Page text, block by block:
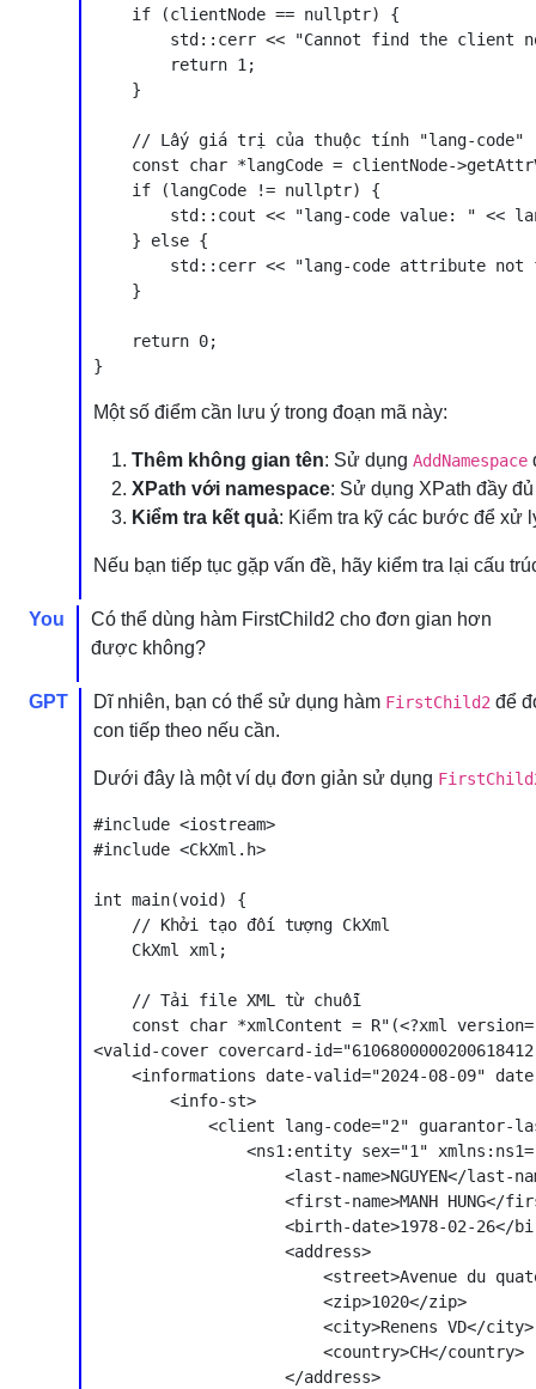
    if (clientNode == nullptr) {
std::cerr << "Cannot find the client
        return 1;
    }
    // Lấy giá trị của thuộc tính "lang-code"
const char *langCode = clientNode-
    if (langCode != nullptr) {
std::cout << "lang-code value: " <<
    } else {
std::cerr << "lang-code attribute not
    }
    return 0;
Một số điểm cần lưu ý trong đoạn mã này:
Thêm không gian tên: Sử dụng AddNamespace
XPath với namespace: Sử dụng XPath đầy
Kiểm tra kết quả: Kiểm tra kỹ các bước để xử
Nếu bạn tiếp tục gặp vấn đề, hãy kiểm tra lại cấu
You
Có thể dùng hàm FirstChild2 cho đơn gian hơn
được không?
GPT Dĩ nhiên, bạn có thể sử dụng hàm FirstChild2 để
con tiếp theo nếu cần.
Dưới đây là một ví dụ đơn giản sử dụng
#include <iostream>
#include <CkXml.h>
int main(void) {
    // Khởi tạo đối tượng CkXml
    CkXml xml;
    // Tải file XML từ chuỗi
const char *xmlContent = R"(<?xml
<valid-cover covercard-
<informations date-valid="2024-08-09"
        <info-st>
<client lang-code="2" guarantor-
<ns1:entity sex="1"
<last-name>NGUYEN</last-
<first-name>MANH HUNG</
<birth-date>1978-02-26</
                    <address>
<street>Avenue du
                        <zip>1020</zip>
                        <city>Renens VD</city>
                        <country>CH</country>
                    </address>